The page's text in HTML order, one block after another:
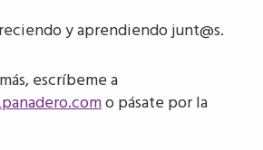
y aprendiendo junt@s.
escríbeme a
o pásate por la